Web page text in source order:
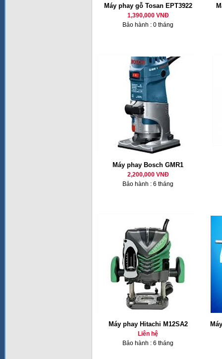
Máy phay gỗ Tosan EPT3922
1,390,000 VNĐ
Bảo hành : 0 tháng
Máy phay Bosch GMR1
2,200,000 VNĐ
Bảo hành : 6 tháng
Máy phay Hitachi M12SA2
Liên hệ
Bảo hành : 6 tháng